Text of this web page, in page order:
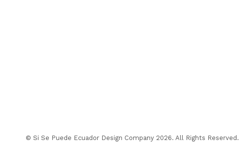
© Si Se Puede Ecuador Design Company 2026. All Rights Reserved.